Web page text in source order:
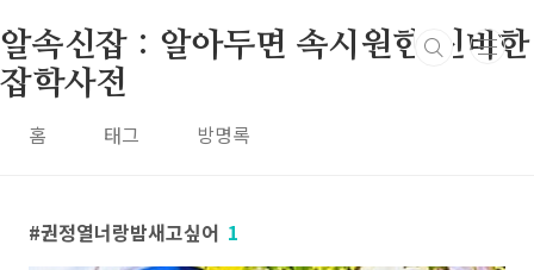
알속신잡 : 알아두면 속시원한 신비한
잡학사전
홈 태그 방명록
권정열너랑밤새고싶어 1